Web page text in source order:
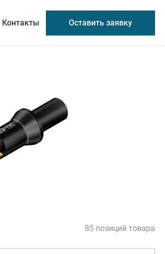
Контакты Оставить заявку
85 позиций товара